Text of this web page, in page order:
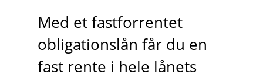
Med et fastforrentet
obligationslån får du en
fast rente i hele lånets